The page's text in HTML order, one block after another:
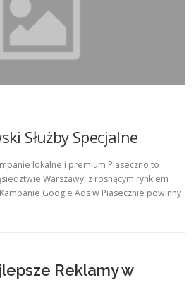
Służby Specjalne
lokalne i premium Piaseczno to
Warszawy, z rosnącym rynkiem
Google Ads w Piasecznie powinny
Reklamy w